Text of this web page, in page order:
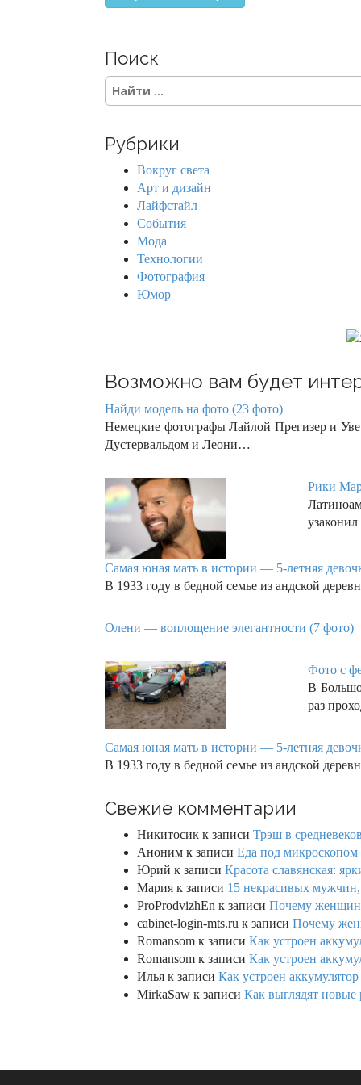
Поиск
S
e
c
Рубрики
Вокруг света
Арт и дизайн
Лайфстайл
События
Мода
Технологии
Фотография
Юмор
Возможно вам будет
Найди модель на фото (23 фото)
Немецкие фотографы Лайлой Прегизер и
Дустервальдом и Леони…
Рики
Самая юная мать в истории — 5-летняя
В 1933 году в бедной семье из андской
Олени — воплощение элегантности (7 фото)
Фото с
В
раз
Самая юная мать в истории — 5-летняя
В 1933 году в бедной семье из андской
Свежие комментарии
Никитосик к записи Трэш в
Аноним к записи Еда под микроскопом
Юрий к записи Красота славянская:
Мария к записи 15 некрасивых
ProProdvizhEn к записи Почему
cabinet-login-mts.ru к записи Почему
Romansom к записи Как устроен
Romansom к записи Как устроен
Илья к записи Как устроен
MirkaSaw к записи Как выглядят новые